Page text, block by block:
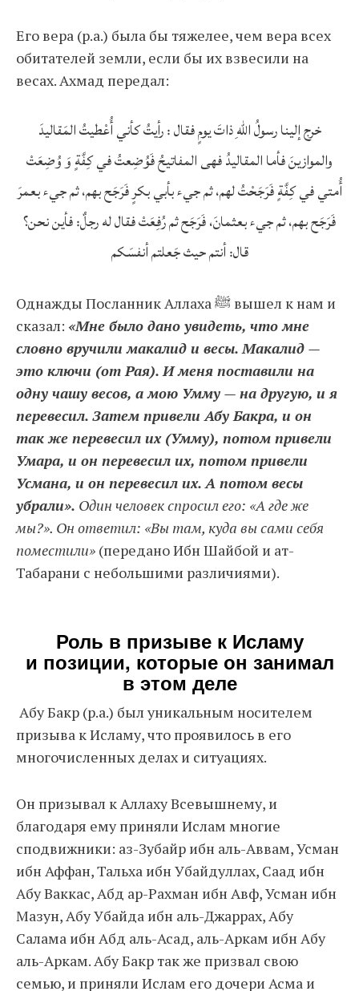
Его вера (р.а.) была бы тяжелее, чем вера всех
обитателей земли, если бы их взвесили на
весах. Ахмад передал:
خرج إلينا رسولُ اللهِ ذاتَ يومٍ فقال : رأيتُ كأني أُعْطيتُ المَقاليدَ
والموازينَ فأما المقاليدُ فهى المفاتيحُ فَوُضِعتُ في كِفَّةٍ وَ وُضِعَتْ
أُمتي في كِفَّةٍ فَرَجَحْتُ لهم، ثم جيء بأبي بكرٍ فَرَجَح بهم، ثم جيء بعمرَ
فَرَجَح بهم، ثم جيء بعثمانَ، فَرَجَح ثم رُفِعَتْ فقال له رجلٌ: فأين نحن؟
قال: أنتم حيث جَعلتم أنفسَكم
Однажды Посланник Аллаха ﷺ вышел к нам и
сказал: «Мне было дано увидеть, что мне
словно вручили макалид и весы. Макалид —
это ключи (от Рая). И меня поставили на
одну чашу весов, а мою Умму — на другую, и я
перевесил. Затем привели Абу Бакра, и он
так же перевесил их (Умму), потом привели
Умара, и он перевесил их, потом привели
Усмана, и он перевесил их. А потом весы
убрали». Один человек спросил его: «А где же
мы?». Он ответил: «Вы там, куда вы сами себя
поместили» (передано Ибн Шайбой и ат-
Табарани с небольшими различиями).
Роль в призыве к Исламу
и позиции, которые он занимал
в этом деле
Абу Бакр (р.а.) был уникальным носителем
призыва к Исламу, что проявилось в его
многочисленных делах и ситуациях.
Он призывал к Аллаху Всевышнему, и
благодаря ему приняли Ислам многие
сподвижники: аз-Зубайр ибн аль-Аввам, Усман
ибн Аффан, Тальха ибн Убайдуллах, Саад ибн
Абу Ваккас, Абд ар-Рахман ибн Авф, Усман ибн
Мазун, Абу Убайда ибн аль-Джаррах, Абу
Салама ибн Абд аль-Асад, аль-Аркам ибн Абу
аль-Аркам. Абу Бакр так же призвал свою
семью, и приняли Ислам его дочери Асма и